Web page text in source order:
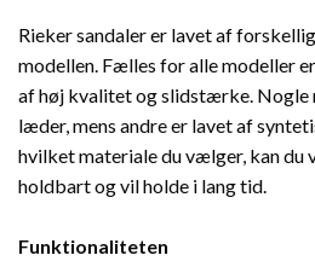
Rieker sandaler er lavet af
modellen. Fælles for alle modeller
af høj kvalitet og slidstærke. Nogle
læder, mens andre er lavet af
hvilket materiale du vælger, kan du
holdbart og vil holde i lang tid.
Funktionaliteten